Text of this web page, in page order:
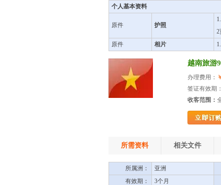
个人基本资料
原件 护照
2
原件
相片
越南旅游
办理费用：
签证有效期
收客范围：
所需资料 相关文件
所属洲：
亚洲
有效期：
3个月